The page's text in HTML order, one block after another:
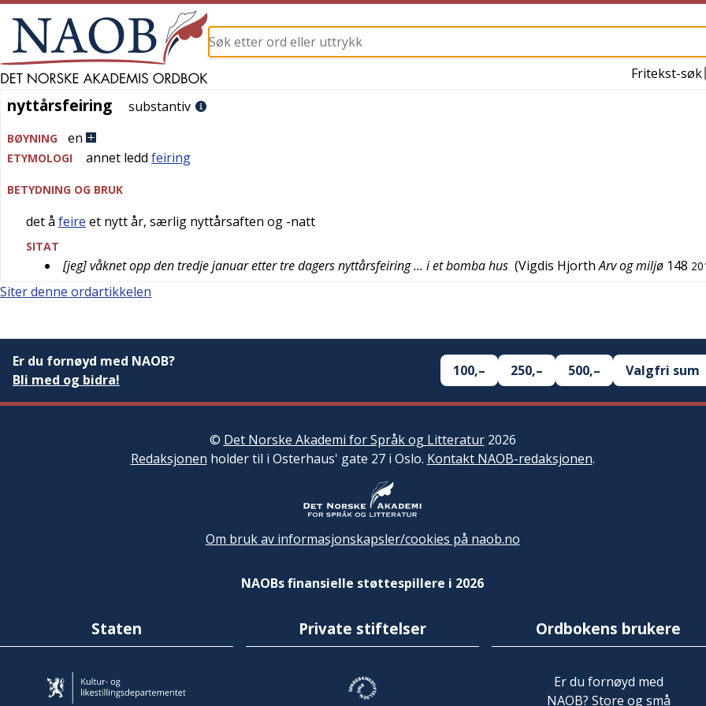
Fritekst-søk
nyttårsfeiring
nyttårsfeiring substantiv
BØYNING en
ETYMOLOGI annet ledd feiring
BETYDNING OG BRUK
det å feire et nytt år, særlig nyttårsaften og -natt
SITAT
[jeg] våknet opp den tredje januar etter tre dagers nyttårsfeiring … i et bomba hus (Vigdis Hjorth Arv og miljø 148
Siter denne ordartikkelen
Er du fornøyd med NAOB?
Bli med og bidra!
100,– 250,– 500,– Valgfri sum
© Det Norske Akademi for Språk og Litteratur2026
Redaksjonen holder til i Osterhaus' gate 27 i Oslo. Kontakt NAOB-redaksjonen.
Om bruk av informasjonskapsler/cookies på naob.no
NAOBs finansielle støttespillere i 2026
Staten Private stiftelser Ordbokens brukere
Er du fornøyd med
NAOB? Store og små